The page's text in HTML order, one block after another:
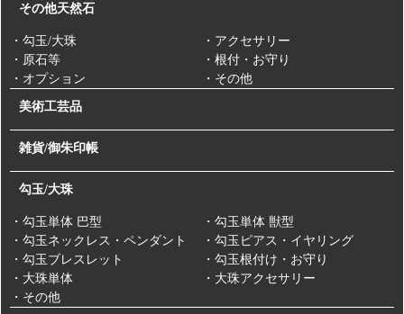
その他天然石
・勾玉/大珠
・アクセサリー
・原石等
・根付・お守り
・オプション
・その他
美術工芸品
雑貨/御朱印帳
勾玉/大珠
・勾玉単体 巴型
・勾玉単体 獣型
・勾玉ネックレス・ペンダント
・勾玉ピアス・イヤリング
・勾玉ブレスレット
・勾玉根付け・お守り
・大珠単体
・大珠アクセサリー
・その他